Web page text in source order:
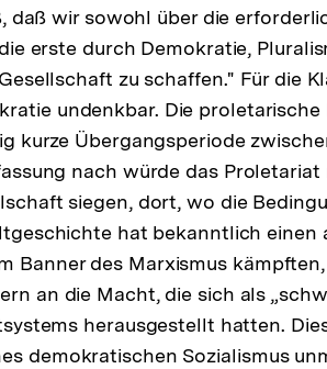
daß wir sowohl über die
erste durch Demokratie,
zu schaffen." Für die
undenkbar. Die
kurze Übergangsperiode
nach würde das Proletariat
siegen, dort, wo die
hat bekanntlich einen
Banner des Marxismus
an die Macht, die sich als
herausgestellt hatten.
demokratischen Sozialismus